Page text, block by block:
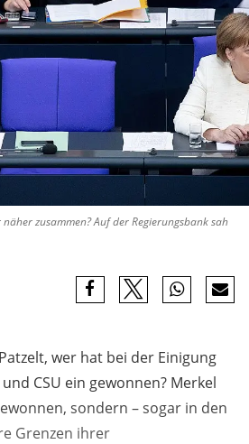
zusammen? Auf der Regierungsbank sah
wer hat bei der Einigung
CSU ein gewonnen? Merkel
sondern – sogar in den
Grenzen ihrer